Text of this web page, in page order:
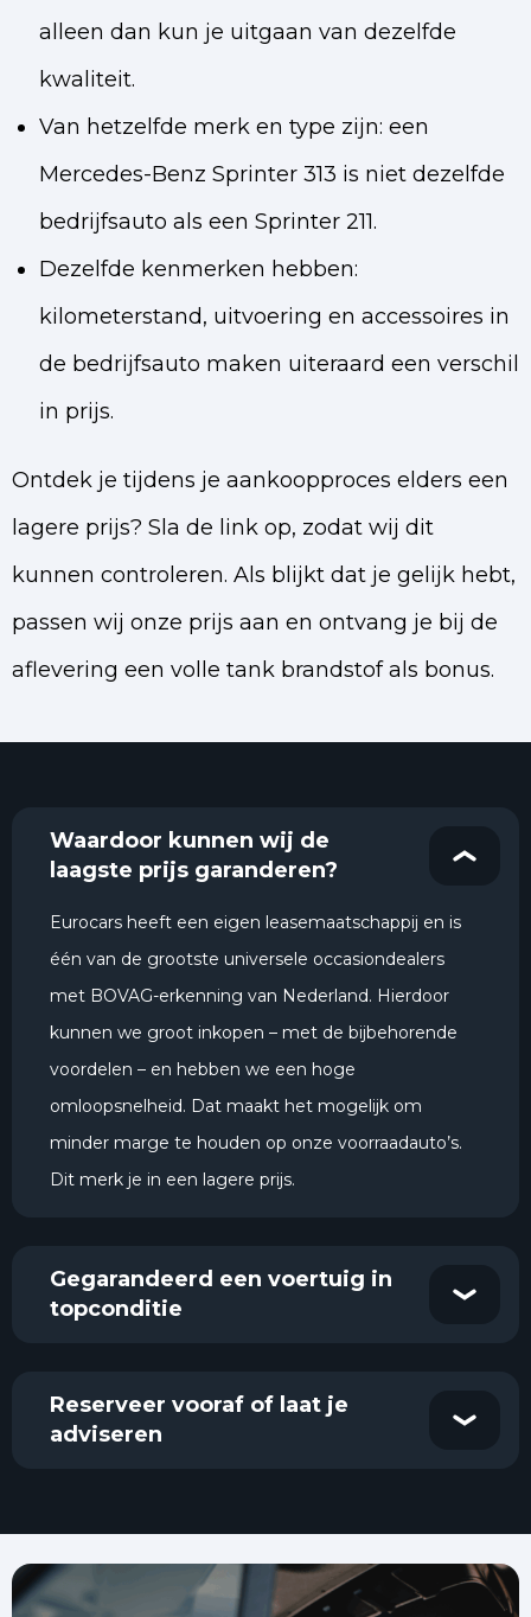
alleen dan kun je uitgaan van dezelfde
kwaliteit.
Van hetzelfde merk en type zijn: een
Mercedes-Benz Sprinter 313 is niet dezelfde
bedrijfsauto als een Sprinter 211.
Dezelfde kenmerken hebben:
kilometerstand, uitvoering en accessoires in
de bedrijfsauto maken uiteraard een verschil
in prijs.
Ontdek je tijdens je aankoopproces elders een
lagere prijs? Sla de link op, zodat wij dit
kunnen controleren. Als blijkt dat je gelijk hebt,
passen wij onze prijs aan en ontvang je bij de
aflevering een volle tank brandstof als bonus.
Waardoor kunnen wij de
laagste prijs garanderen?
Eurocars heeft een eigen leasemaatschappij en is
één van de grootste universele occasiondealers
met BOVAG-erkenning van Nederland. Hierdoor
kunnen we groot inkopen – met de bijbehorende
voordelen – en hebben we een hoge
omloopsnelheid. Dat maakt het mogelijk om
minder marge te houden op onze voorraadauto’s.
Dit merk je in een lagere prijs.
Gegarandeerd een voertuig in
topconditie
Reserveer vooraf of laat je
adviseren